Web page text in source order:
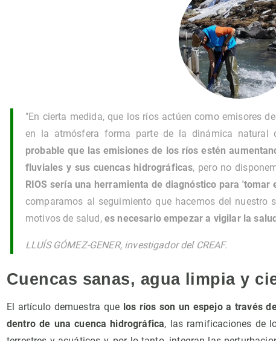
"En cierta medida, que los ríos actúen como emisores de
en la atmósfera forma parte de la dinámica natural
probable que las emisiones de los ríos estén
fluviales y sus cuencas hidrográficas, pero no
RIOS sería una herramienta de diagnóstico para
comparamos al seguimiento que hacemos del nuestro
motivos de salud, es necesario empezar a vigilar la
LLUÍS GÓMEZ-GENER, investigador del CREAF.
Cuencas sanas, agua limpia y
El artículo demuestra que los ríos son un espejo a través
dentro de una cuenca hidrográfica, las ramificaciones de